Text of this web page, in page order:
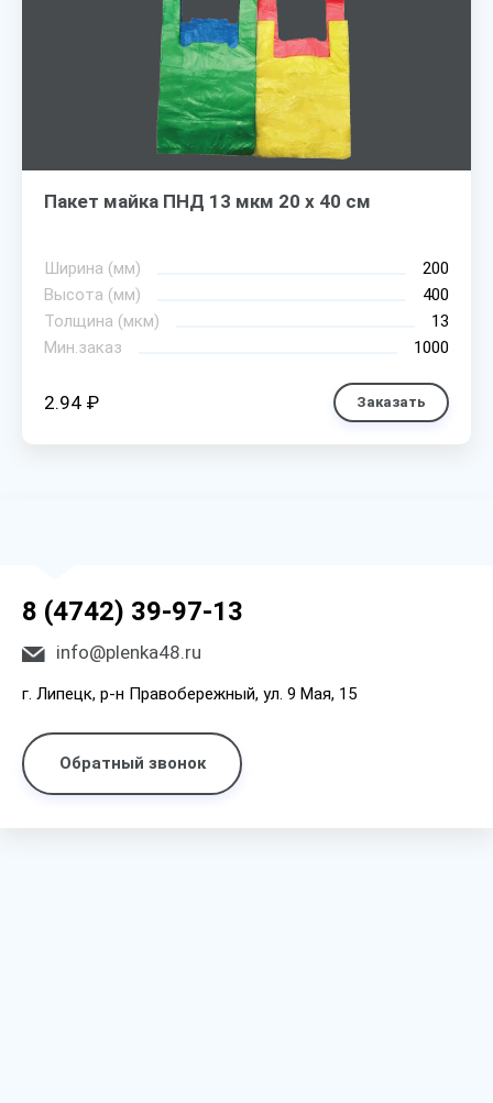
Пакет майка ПНД 13 мкм 20 х 40 см
Ширина (мм)
200
Высота (мм)
400
Толщина (мкм)
13
Мин.заказ
1000
2.94 ₽ Заказать
8 (4742) 39-97-13
info@plenka48.ru
г. Липецк, р-н Правобережный, ул. 9 Мая, 15
Обратный звонок